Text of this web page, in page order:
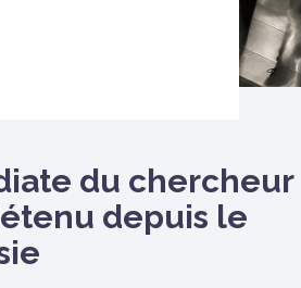
du chercheur
depuis le